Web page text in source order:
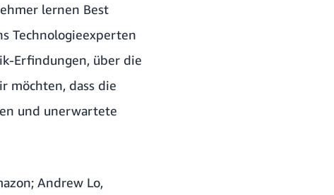
lernen Best
Technologieexperten
Erfindungen, über die
möchten, dass die
und unerwartete
Andrew Lo,